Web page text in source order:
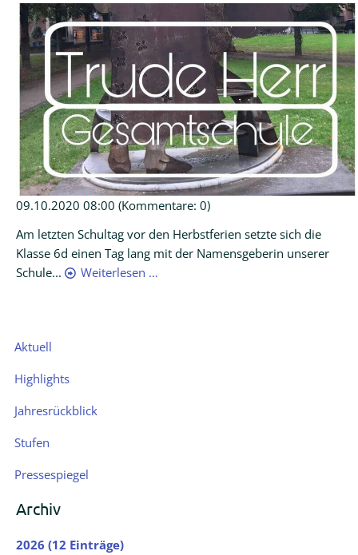
09.10.2020 08:00 (Kommentare: 0)
Am letzten Schultag vor den Herbstferien setzte sich die
Klasse 6d einen Tag lang mit der Namensgeberin unserer
Schule...
Weiterlesen …
Navigation
Aktuell
Highlights
Jahresrückblick
Stufen
Pressespiegel
Archiv
2026 (12 Einträge)